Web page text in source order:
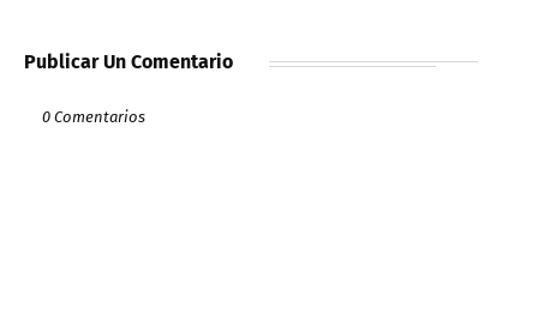
Publicar Un Comentario
0 Comentarios